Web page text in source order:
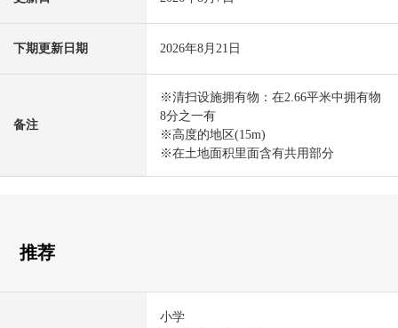
下期更新日期 2026年8月21日
备注
※清扫设施拥有物：在2.66平米中拥有物
8分之一有
※高度的地区(15m)
※在土地面积里面含有共用部分
推荐
小学